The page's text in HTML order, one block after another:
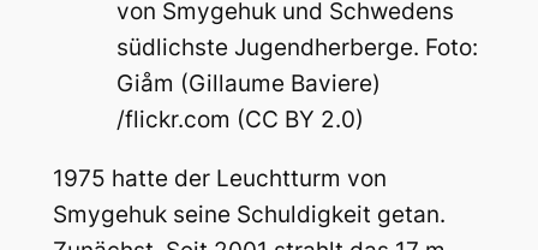
von Smygehuk und Schwedens
südlichste Jugendherberge. Foto:
Giåm (Gillaume Baviere)
/flickr.com (CC BY 2.0)
1975 hatte der Leuchtturm von
Smygehuk seine Schuldigkeit getan.